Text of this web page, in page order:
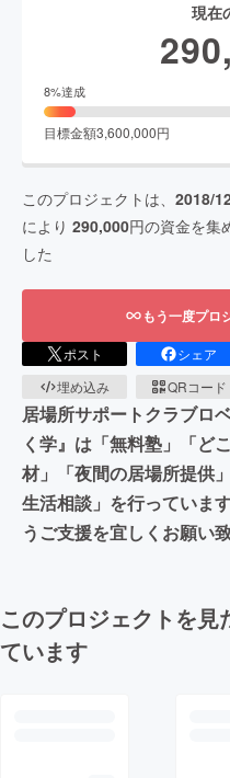
現在
8%達成
目標金額3,600,000円
このプロジェクトは、 2018/
により 290,000円の資金を集
した
もう一度プロ
ポスト シェア
埋め込み
QRコード
居場所サポートクラブロ
く学』は「無料塾」「ど
材」「夜間の居場所提供
生活相談」を行っていま
うご支援を宜しくお願い
このプロジェクトを見
ています